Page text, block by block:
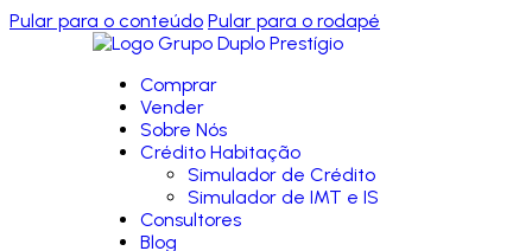
Pular para o conteúdo Pular para o rodapé
Comprar
Vender
Sobre Nós
Crédito Habitação
Simulador de Crédito
Simulador de IMT e IS
Consultores
Blog